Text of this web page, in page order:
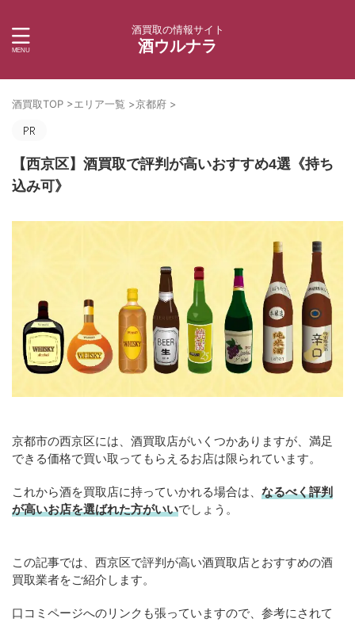
酒買取の情報サイト
酒ウルナラ
酒買取TOP >エリア一覧 >京都府 >
【西京区】酒買取で評判が高いおすすめ4選《持ち
込み可》
京都市の西京区には、酒買取店がいくつかありますが、満足
できる価格で買い取ってもらえるお店は限られています。
これから酒を買取店に持っていかれる場合は、 なるべく評判
が高いお店を選ばれた方がいいでしょう。
この記事では、西京区で評判が高い酒買取店とおすすめの酒
買取業者をご紹介します。
口コミページへのリンクも張っていますので、参考にされて